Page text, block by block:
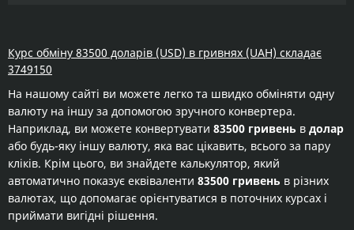
Курс обміну 83500 доларів (USD) в гривнях (UAH) складає
3749150
На нашому сайті ви можете легко та швидко обміняти одну
валюту на іншу за допомогою зручного конвертера.
Наприклад, ви можете конвертувати 83500 гривень в долар
або будь-яку іншу валюту, яка вас цікавить, всього за пару
кліків. Крім цього, ви знайдете калькулятор, який
автоматично показує еквіваленти 83500 гривень в різних
валютах, що допомагає орієнтуватися в поточних курсах і
приймати вигідні рішення.